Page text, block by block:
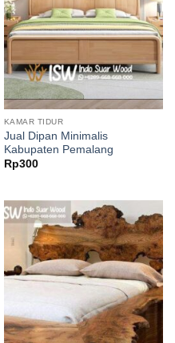
KAMAR TIDUR
Jual Dipan Minimalis
Kabupaten Pemalang
Rp300